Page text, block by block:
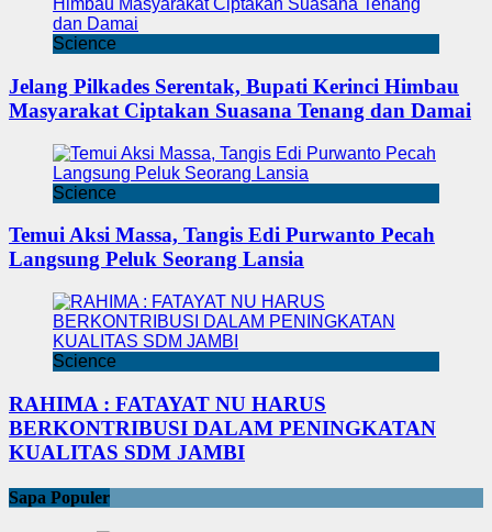
Science
Jelang Pilkades Serentak, Bupati Kerinci Himbau
Masyarakat Ciptakan Suasana Tenang dan Damai
Science
Temui Aksi Massa, Tangis Edi Purwanto Pecah
Langsung Peluk Seorang Lansia
Science
RAHIMA : FATAYAT NU HARUS
BERKONTRIBUSI DALAM PENINGKATAN
KUALITAS SDM JAMBI
Sapa Populer